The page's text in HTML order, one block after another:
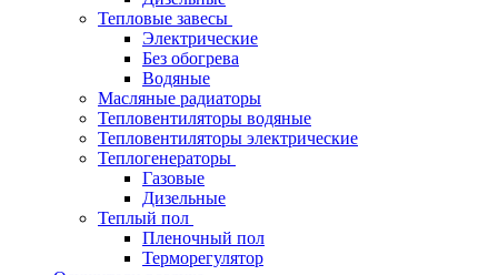
Тепловые завесы
Электрические
Без обогрева
Водяные
Масляные радиаторы
Тепловентиляторы водяные
Тепловентиляторы электрические
Теплогенераторы
Газовые
Дизельные
Теплый пол
Пленочный пол
Терморегулятор